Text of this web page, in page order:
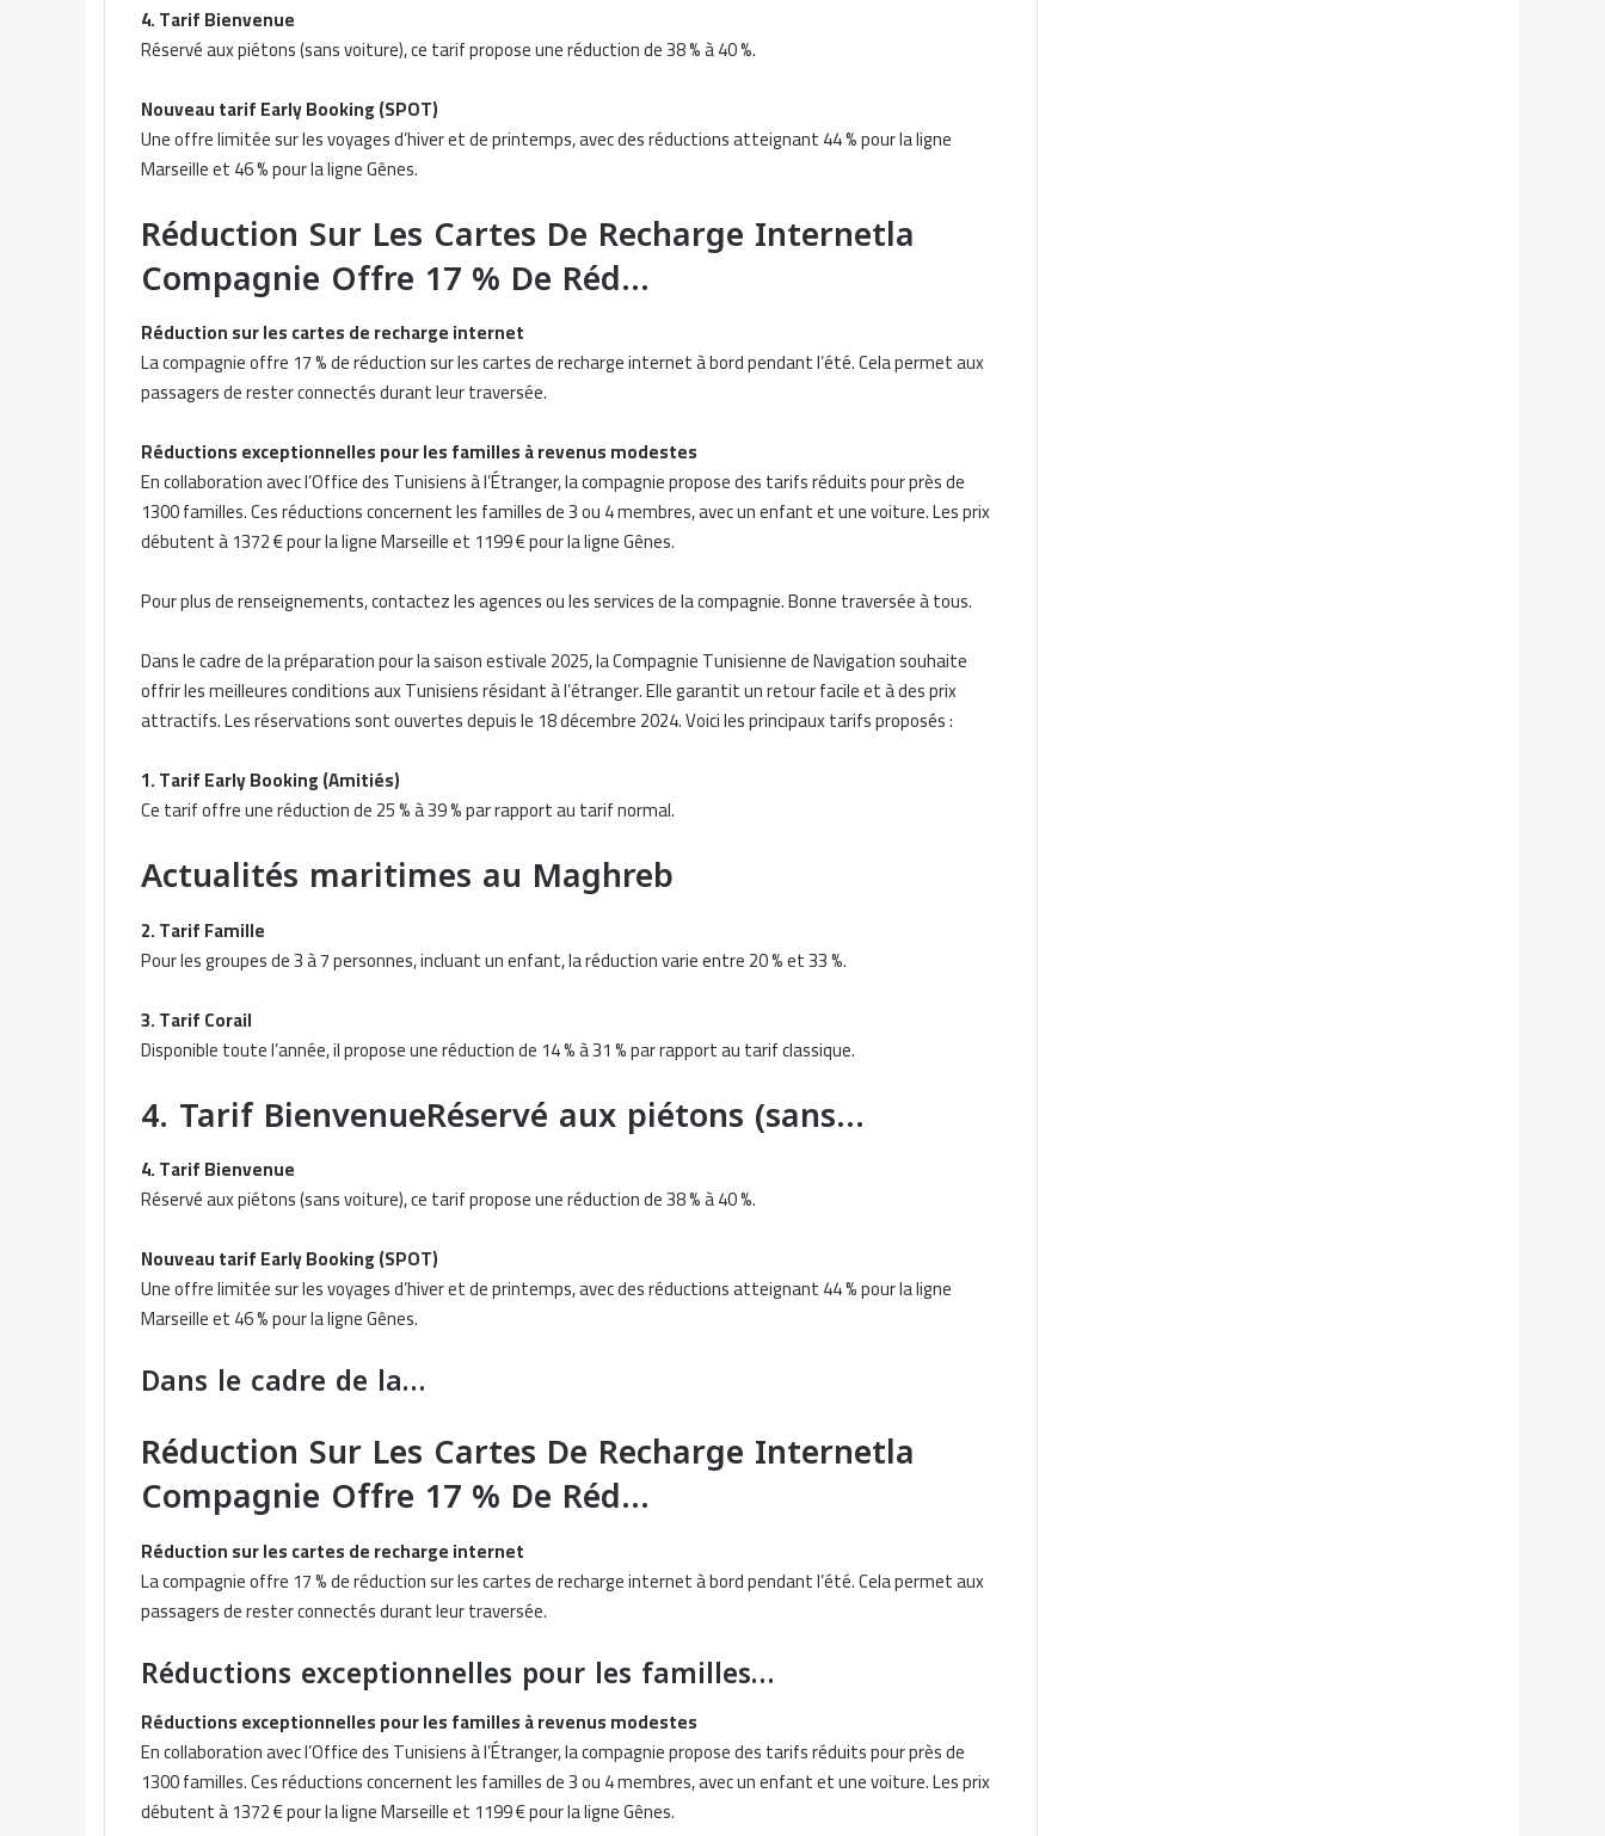
4. Tarif Bienvenue
Réservé aux piétons (sans voiture), ce tarif propose une réduction de 38 % à 40 %.
Nouveau tarif Early Booking (SPOT)
Une offre limitée sur les voyages d’hiver et de printemps, avec des réductions atteignant 44 % pour la ligne
Marseille et 46 % pour la ligne Gênes.
Réduction Sur Les Cartes De Recharge Internetla
Compagnie Offre 17 % De Réd…
Réduction sur les cartes de recharge internet
La compagnie offre 17 % de réduction sur les cartes de recharge internet à bord pendant l’été. Cela permet aux
passagers de rester connectés durant leur traversée.
Réductions exceptionnelles pour les familles à revenus modestes
En collaboration avec l’Office des Tunisiens à l’Étranger, la compagnie propose des tarifs réduits pour près de
1300 familles. Ces réductions concernent les familles de 3 ou 4 membres, avec un enfant et une voiture. Les prix
débutent à 1372 € pour la ligne Marseille et 1199 € pour la ligne Gênes.
Pour plus de renseignements, contactez les agences ou les services de la compagnie. Bonne traversée à tous.
Dans le cadre de la préparation pour la saison estivale 2025, la Compagnie Tunisienne de Navigation souhaite
offrir les meilleures conditions aux Tunisiens résidant à l’étranger. Elle garantit un retour facile et à des prix
attractifs. Les réservations sont ouvertes depuis le 18 décembre 2024. Voici les principaux tarifs proposés :
1. Tarif Early Booking (Amitiés)
Ce tarif offre une réduction de 25 % à 39 % par rapport au tarif normal.
Actualités maritimes au Maghreb
2. Tarif Famille
Pour les groupes de 3 à 7 personnes, incluant un enfant, la réduction varie entre 20 % et 33 %.
3. Tarif Corail
Disponible toute l’année, il propose une réduction de 14 % à 31 % par rapport au tarif classique.
4. Tarif BienvenueRéservé aux piétons (sans…
4. Tarif Bienvenue
Réservé aux piétons (sans voiture), ce tarif propose une réduction de 38 % à 40 %.
Nouveau tarif Early Booking (SPOT)
Une offre limitée sur les voyages d’hiver et de printemps, avec des réductions atteignant 44 % pour la ligne
Marseille et 46 % pour la ligne Gênes.
Dans le cadre de la…
Réduction Sur Les Cartes De Recharge Internetla
Compagnie Offre 17 % De Réd…
Réduction sur les cartes de recharge internet
La compagnie offre 17 % de réduction sur les cartes de recharge internet à bord pendant l’été. Cela permet aux
passagers de rester connectés durant leur traversée.
Réductions exceptionnelles pour les familles…
Réductions exceptionnelles pour les familles à revenus modestes
En collaboration avec l’Office des Tunisiens à l’Étranger, la compagnie propose des tarifs réduits pour près de
1300 familles. Ces réductions concernent les familles de 3 ou 4 membres, avec un enfant et une voiture. Les prix
débutent à 1372 € pour la ligne Marseille et 1199 € pour la ligne Gênes.
Nouris El Bahr Ferries facilite les
formalités douanières avec le TPD
Algérie Ferries lance une offre
promotionnelle sur les traversées